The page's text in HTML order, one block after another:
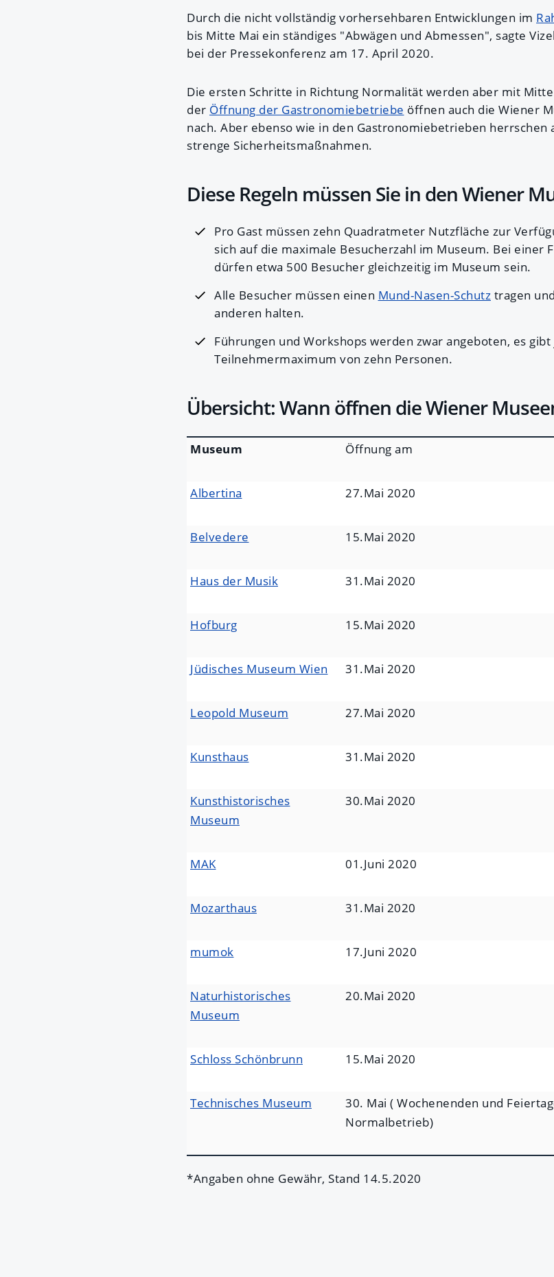
Durch die nicht vollständig vorhersehbaren Entwicklungen im
bis Mitte Mai ein ständiges "Abwägen und Abmessen", sagte
bei der Pressekonferenz am 17. April 2020.
Die ersten Schritte in Richtung Normalität werden aber mit
der Öffnung der Gastronomiebetriebe öffnen auch die Wiener
nach. Aber ebenso wie in den Gastronomiebetrieben herrschen
strenge Sicherheitsmaßnahmen.
Diese Regeln müssen Sie in den Wiener
Pro Gast müssen zehn Quadratmeter Nutzfläche zur
sich auf die maximale Besucherzahl im Museum. Bei einer
dürfen etwa 500 Besucher gleichzeitig im Museum sein.
Alle Besucher müssen einen Mund-Nasen-Schutz tragen
anderen halten.
Führungen und Workshops werden zwar angeboten, es gibt
Teilnehmermaximum von zehn Personen.
Übersicht: Wann öffnen die Wiener
Museum Öffnung am
Albertina 27.Mai 2020
Belvedere 15.Mai 2020
Haus der Musik 31.Mai 2020
Hofburg 15.Mai 2020
Jüdisches Museum Wien 31.Mai 2020
Leopold Museum 27.Mai 2020
Kunsthaus 31.Mai 2020
Kunsthistorisches
Museum
30.Mai 2020
MAK 01.Juni 2020
Mozarthaus 31.Mai 2020
mumok 17.Juni 2020
Naturhistorisches
Museum
20.Mai 2020
Schloss Schönbrunn 15.Mai 2020
Technisches Museum
30. Mai ( Wochenenden und
Normalbetrieb)
*Angaben ohne Gewähr, Stand 14.5.2020